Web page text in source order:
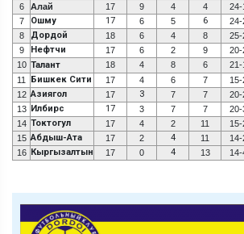
6
Алай 17 9 4 4 24-
7
Ошму 17 6 5 6 24-
8 Дордой 18 6 4 8 25-
9 Нефтчи 17 6 2 9 20-
10 Талант 18 4 8 6 21-
11
Бишкек Сити 17 4 6 7 15-
12 Азиягол 17 3 7 7 20-
13 Илбирс 17 3 7 7 20-
14 Токтогул 17 4 2 11 15-
15 Абдыш-Ата 17 2 4 11 14-
16 Кыргызалтын 17 0 4 13 14-